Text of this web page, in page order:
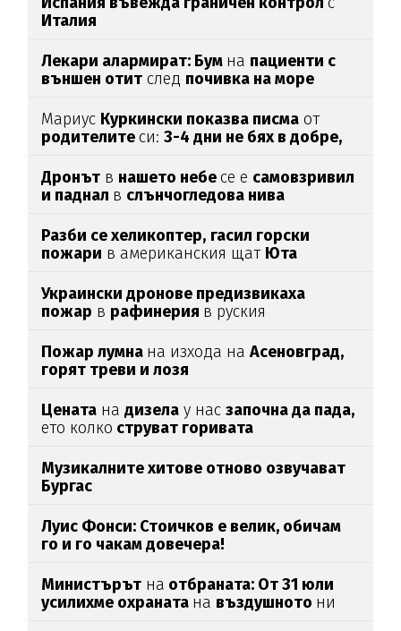
Италия
Лекари алармират: Бум на пациенти с
външен отит след почивка на море
Мариус Куркински показва писма от
родителитеси:3-4 дни не бях в добре,
Дронът в нашето небесе е самовзривил
и паднал в слънчогледова нива
Разби се хеликоптер, гасил горски
пожари в американския щат Юта
Украински дронове предизвикаха
пожар в рафинерия в руския
Пожар лумна на изхода наАсеновград,
горят треви и лозя
Цената надизела у насзапочна да пада,
ето колко струват горивата
Музикалните хитове отново озвучават
Бургас
Луис Фонси: Стоичков е велик, обичам
го и го чакам довечера!
Министърът на отбраната: От 31 юли
усилихме охраната на въздушното ни